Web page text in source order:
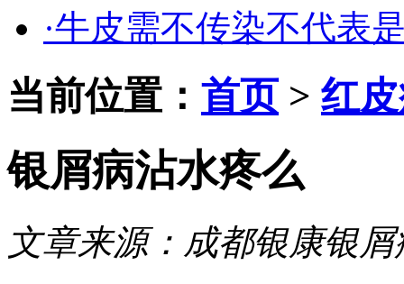
·牛皮需不传染不代表
当前位置： 首页> 红
银屑病沾水疼么
文章来源： 成都银康银